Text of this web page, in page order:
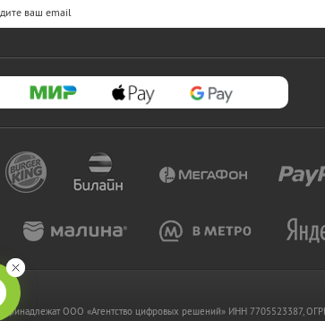
принадлежат OOO «Агентство цифровых решений» ИНН 7705523387,